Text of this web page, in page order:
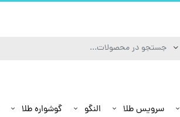
سرویس طلا النگو گوشواره طلا